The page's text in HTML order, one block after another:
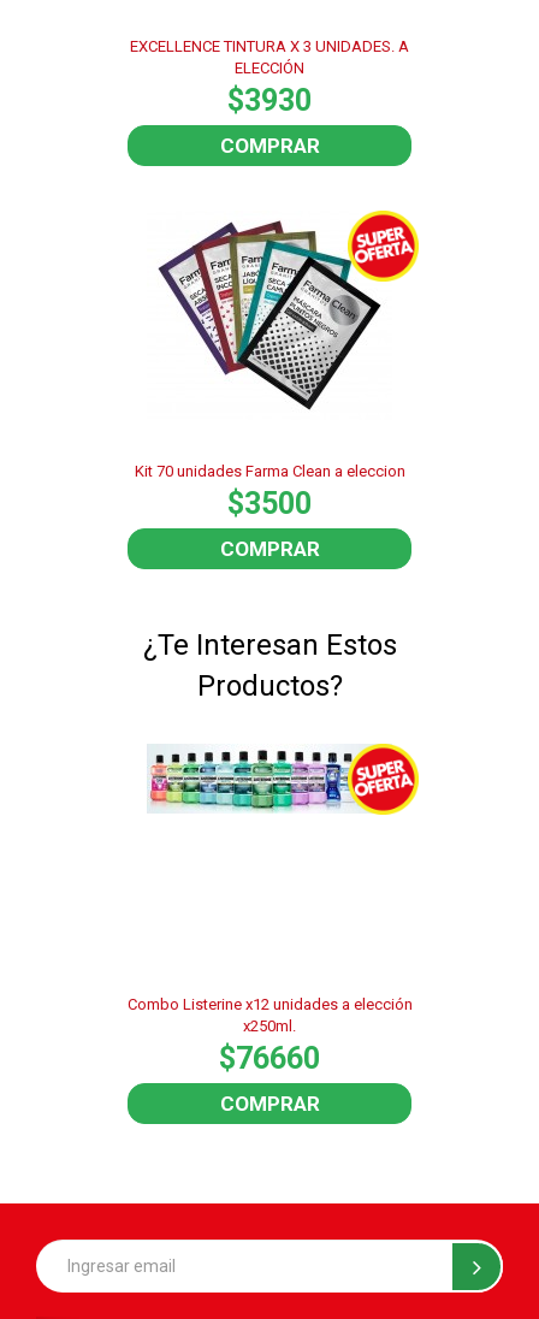
EXCELLENCE TINTURA X 3 UNIDADES. A
ELECCIÓN
$3930
COMPRAR
Kit 70 unidades Farma Clean a eleccion
$3500
COMPRAR
¿Te Interesan Estos
Productos?
Combo Listerine x12 unidades a elección
x250ml.
$76660
COMPRAR